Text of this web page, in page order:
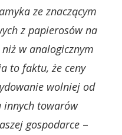
ze znaczącym
z papierosów na
w analogicznym
to faktu, że ceny
wolniej od
innych towarów
gospodarce –